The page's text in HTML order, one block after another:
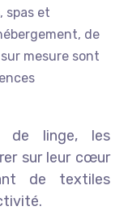
spas et
de
mesure sont
de linge, les
sur leur cœur
de textiles